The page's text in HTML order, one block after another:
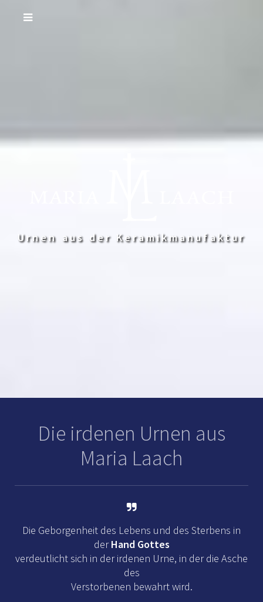
Urnen aus der Keramikmanufaktur
Die irdenen Urnen aus
Maria Laach
Die Geborgenheit des Lebens und des Sterbens in
derHand Gottes
verdeutlicht sich in der irdenen Urne, in der die Asche
des
Verstorbenen bewahrt wird.